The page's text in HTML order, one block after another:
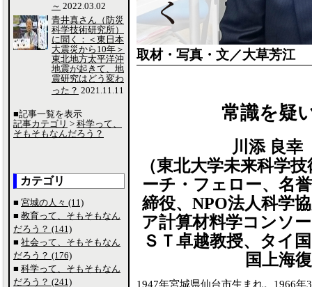
取材・写真・文／大草芳江
常識を疑
川添 良幸
（東北大学未来科学
ーチ・フェロー、名
締役、NPO法人科学
ア計算材料学コンソ
ＳＴ卓越教授、タイ
国上海
1947年宮城県仙台市生まれ。1966
～ 2022.03.02
青井真さん（防災
科学技術研究所）
に聞く：＜東日本
大震災から10年＞
東北地方太平洋沖
地震が起きて、地
震研究はどう変わ
った？ 2021.11.11
■記事一覧を表示
記事カテゴリ > 科学って、
そもそもなんだろう？
カテゴリ
■ 宮城の人々 (11)
■ 教育って、そもそもなん
だろう？ (141)
■ 社会って、そもそもなん
だろう？ (176)
■ 科学って、そもそもなん
だろう？ (241)